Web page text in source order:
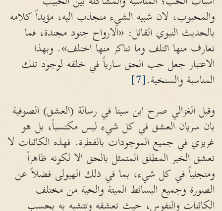
والمحبوب، لان شبيه الشيء منجذب اليه، مؤيداً كلامه
بالحديث النبوي القائل: «الارواح جنود مجندة، فما
تعارف منها ائتلف وما تناكر منها اختلف». وبهذا
الاعتبار جعل حب الحق سارياً في خلقه لوجود تلك
المناسبة والسنخية.[7]
وقبل الغزالي صرح ابن سينا في رسالة (العشق) الصوفية
بان سريان العشق في كل شيء ليس مكتسباً، بل هو
غريزي في جميع الموجودات بالفطرة. فهذه الكائنات لا
تعشق الخير المطلق المتمثل بالحق الا لكونه ظاهراً
ومتجلياً في كل شيء، بما في ذلك الهيولى فضلاً عن
الصورة وجميع البسائط الميتة والحية من مختلف
الكائنات والنفوس، حيث تعشقه وتتشبه به بحسب